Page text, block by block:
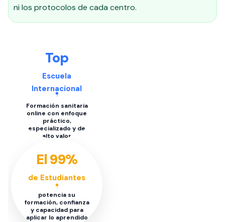
ni los protocolos de cada centro.
Top
Escuela
Internacional
Formación sanitaria
online con enfoque
práctico,
especializado y de
alto valor
El 99%
de Estudiantes
potencia su
formación, confianza
y capacidad para
aplicar lo aprendido